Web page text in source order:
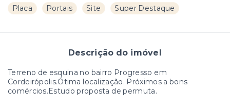
Placa
Portais Site Super Destaque
Descrição do imóvel
Terreno de esquina no bairro Progresso em
Cordeirópolis.Ótima localização. Próximos a bons
comércios.Estudo proposta de permuta.